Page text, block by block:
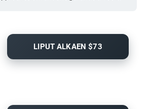
LIPUT ALKAEN $73